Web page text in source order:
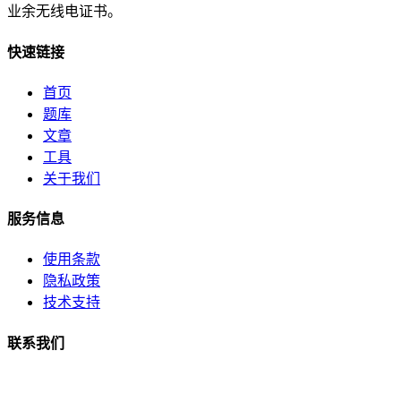
业余无线电证书。
快速链接
首页
题库
文章
工具
关于我们
服务信息
使用条款
隐私政策
技术支持
联系我们